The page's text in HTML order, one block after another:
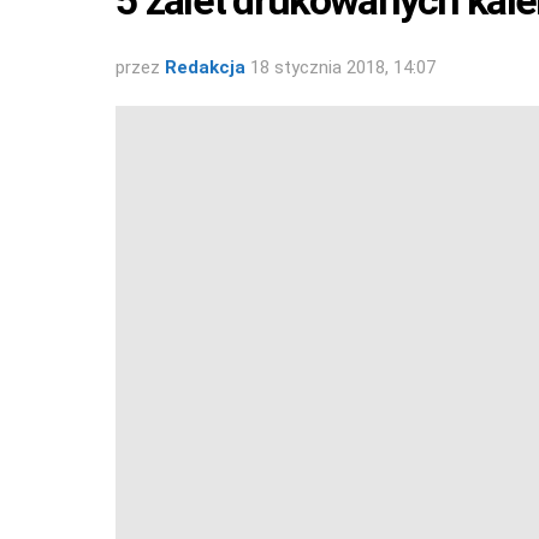
przez Redakcja 18 stycznia 2018, 14:07